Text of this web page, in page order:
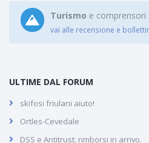
Turismo e comprensori
vai alle recensione e
ULTIME DAL FORUM
skifosi friulani aiuto!
Ortles-Cevedale
DSS e Antitrust: rimborsi in arrivo.